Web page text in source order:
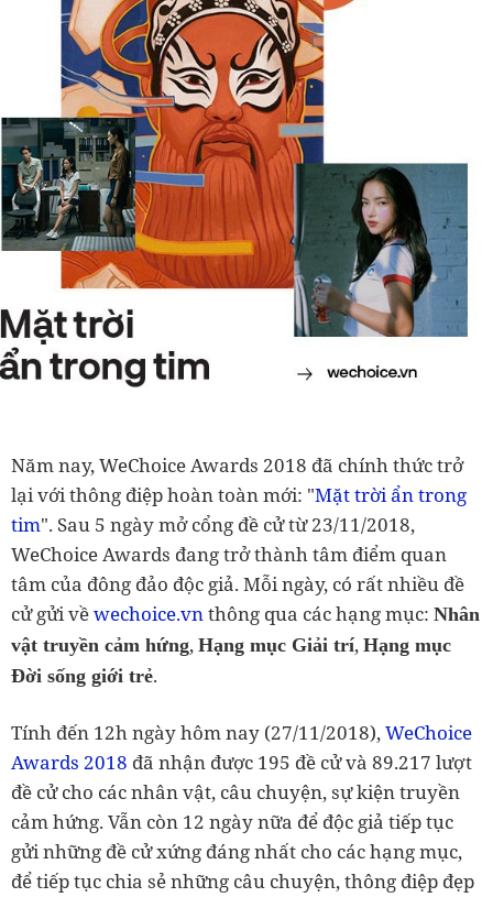
Năm nay, WeChoice Awards 2018 đã chính thức trở
lại với thông điệp hoàn toàn mới: "Mặt trời ẩn trong
tim". Sau 5 ngày mở cổng đề cử từ 23/11/2018,
WeChoice Awards đang trở thành tâm điểm quan
tâm của đông đảo độc giả. Mỗi ngày, có rất nhiều đề
cử gửi vềwechoice.vnthông qua các hạng mục: Nhân
vật truyền cảm hứng, Hạng mục Giải trí, Hạng mục
Đời sống giới trẻ.
Tính đến 12h ngày hôm nay (27/11/2018),WeChoice
Awards 2018 đã nhận được 195 đề cử và 89.217 lượt
đề cử cho các nhân vật, câu chuyện, sự kiện truyền
cảm hứng. Vẫn còn 12 ngày nữa để độc giả tiếp tục
gửi những đề cử xứng đáng nhất cho các hạng mục,
để tiếp tục chia sẻ những câu chuyện, thông điệp đẹp